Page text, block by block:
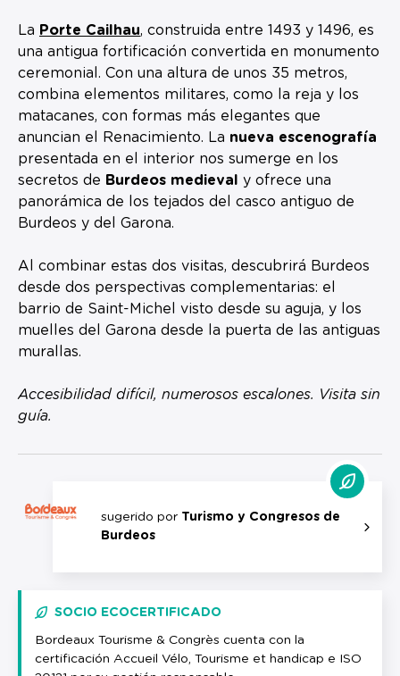
La Porte Cailhau, construida entre 1493 y 1496, es
una antigua fortificación convertida en monumento
ceremonial. Con una altura de unos 35 metros,
combina elementos militares, como la reja y los
matacanes, con formas más elegantes que
anuncian el Renacimiento. La nueva escenografía
presentada en el interior nos sumerge en los
secretos de Burdeos medieval
y ofrece una
panorámica de los tejados del casco antiguo de
Burdeos y del Garona.
Al combinar estas dos visitas, descubrirá Burdeos
desde dos perspectivas complementarias: el
barrio de Saint-Michel visto desde su aguja, y los
muelles del Garona desde la puerta de las antiguas
murallas.
Accesibilidad difícil, numerosos escalones. Visita sin
guía.
sugerido por Turismo y Congresos de
Burdeos
SOCIO ECOCERTIFICADO
Bordeaux Tourisme & Congrès cuenta con la
certificación Accueil Vélo, Tourisme et handicap e ISO